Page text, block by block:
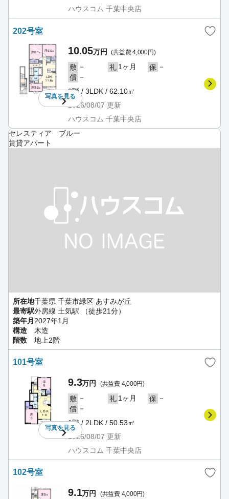
ハウスコム 千葉中央店
202号室
写真を見る
10.05万円 (共益費 4,000円)
敷 － 礼 1ヶ月 保 －
償 －
2階 / 3LDK / 62.10㎡
2026/08/07 更新
ハウスコム 千葉中央店
セレスティア ブルー
賃貸アパート
所在地千葉県 千葉市緑区 あすみが丘
最寄駅外房線 土気駅 （徒歩21分）
築年月 2027年1月
構造
木造
階数
地上2階
101号室
写真を見る
9.3万円 (共益費 4,000円)
敷 － 礼 1ヶ月 保 －
償 －
1階 / 2LDK / 50.53㎡
2026/08/07 更新
ハウスコム 千葉中央店
102号室
9.1万円 (共益費 4,000円)